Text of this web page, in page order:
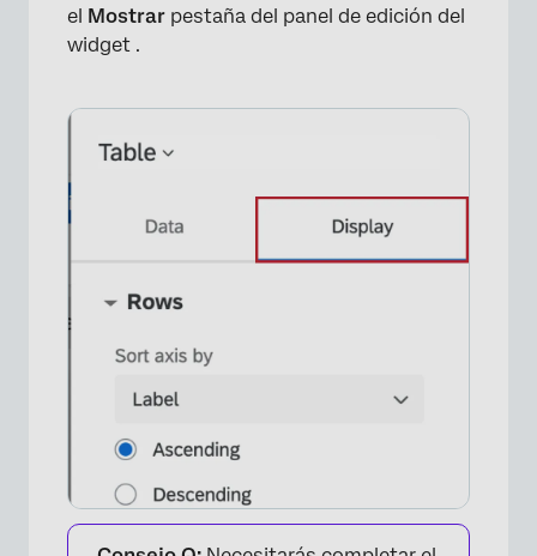
el Mostrar pestaña del panel de edición del
widget .